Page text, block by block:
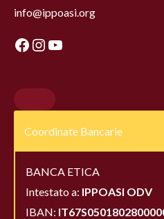
info@ippoasi.org
Coordinate Bancarie
BANCA ETICA
Intestato a: IPPOASI ODV
IBAN: